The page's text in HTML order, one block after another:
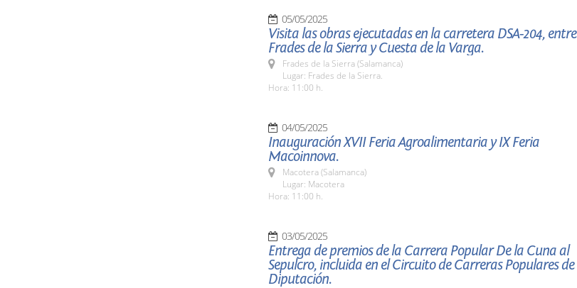
05/05/2025
Visita las obras ejecutadas en la carretera DSA-204, entre
Frades de la Sierra y Cuesta de la Varga.
Frades de la Sierra (Salamanca)
Lugar: Frades de la Sierra.
Hora: 11:00 h.
04/05/2025
Inauguración XVII Feria Agroalimentaria y IX Feria
Macoinnova.
Macotera (Salamanca)
Lugar: Macotera
Hora: 11:00 h.
03/05/2025
Entrega de premios de la Carrera Popular De la Cuna al
Sepulcro, incluida en el Circuito de Carreras Populares de
Diputación.